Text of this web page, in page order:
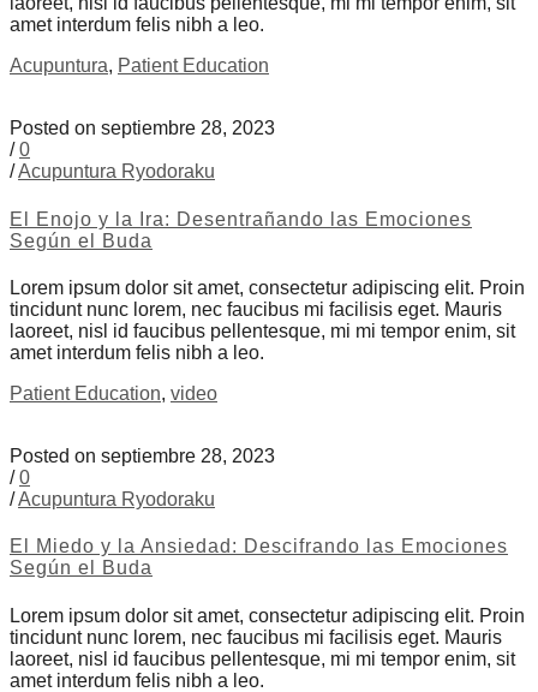
amet interdum felis nibh a leo.
Acupuntura, Patient Education
Posted on septiembre 28, 2023
/0
/Acupuntura Ryodoraku
El Enojo y la Ira: Desentrañando las Emociones
Según el Buda
Lorem ipsum dolor sit amet, consectetur adipiscing elit. Proin
tincidunt nunc lorem, nec faucibus mi facilisis eget. Mauris
laoreet, nisl id faucibus pellentesque, mi mi tempor enim, sit
amet interdum felis nibh a leo.
Patient Education, video
Posted on septiembre 28, 2023
/0
/Acupuntura Ryodoraku
El Miedo y la Ansiedad: Descifrando las Emociones
Según el Buda
Lorem ipsum dolor sit amet, consectetur adipiscing elit. Proin
tincidunt nunc lorem, nec faucibus mi facilisis eget. Mauris
laoreet, nisl id faucibus pellentesque, mi mi tempor enim, sit
amet interdum felis nibh a leo.